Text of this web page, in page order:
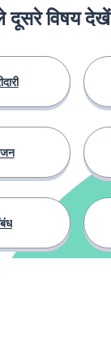
विषय देखें